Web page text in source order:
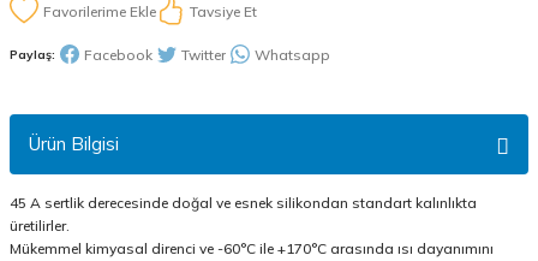
Tavsiye Et
Paylaş: Facebook Twitter Whatsapp
Ürün Bilgisi
45 A sertlik derecesinde doğal ve esnek silikondan standart kalınlıkta
üretilirler.
Mükemmel kimyasal direnci ve -60°C ile +170°C arasında ısı dayanımını